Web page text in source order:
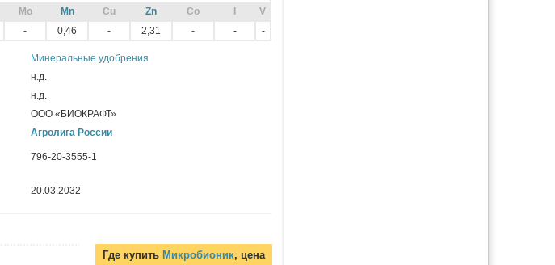
Mo Mn Cu Zn Co
V
- 0,46 - 2,31 - - -
Минеральные удобрения
н.д.
н.д.
ООО «БИОКРАФТ»
Агролига России
796-20-3555-1
20.03.2032
Где купить Микробионик, цена